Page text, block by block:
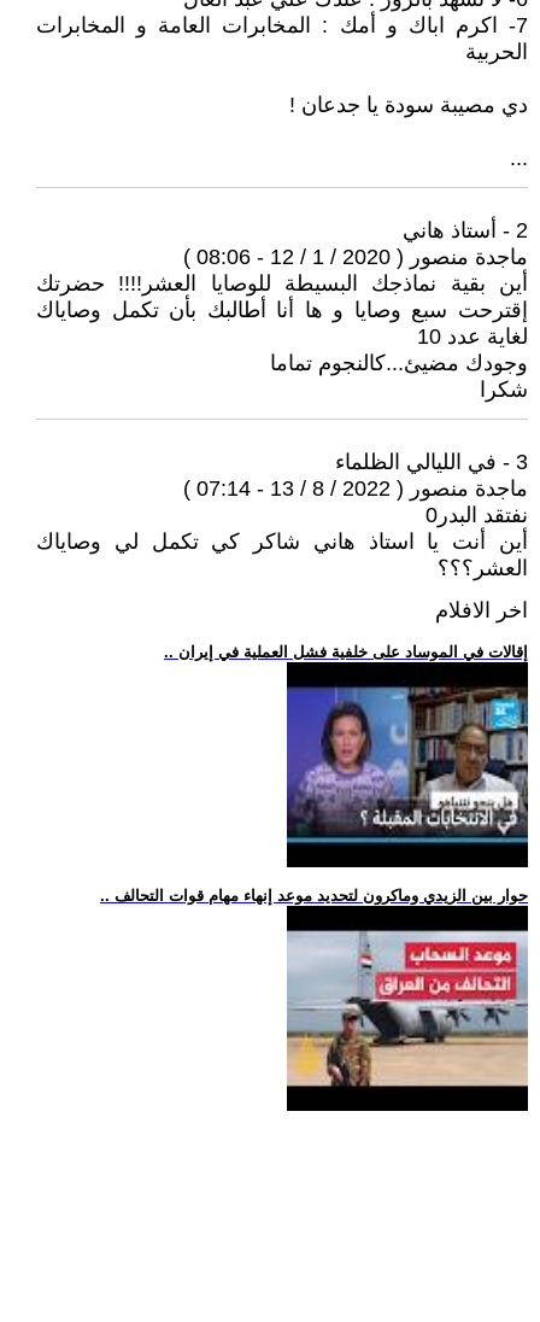
7- اكرم اباك و أمك : المخابرات العامة و المخابرات
الحربية
دي مصيبة سودة يا جدعان !
...
2 - أستاذ هاني
ماجدة منصور ( 2020 / 1 / 12 - 08:06 )
أين بقية نماذجك البسيطة للوصايا العشر!!!! حضرتك
إقترحت سبع وصايا و ها أنا أطالبك بأن تكمل وصاياك
لغاية عدد 10
وجودك مضيئ...كالنجوم تماما
شكرا
3 - في الليالي الظلماء
ماجدة منصور ( 2022 / 8 / 13 - 07:14 )
نفتقد البدر0
أين أنت يا استاذ هاني شاكر كي تكمل لي وصاياك
العشر؟؟؟
اخر الافلام
.. إقالات في الموساد على خلفية فشل العملية في إيران
.. حوار بين الزيدي وماكرون لتحديد موعد إنهاء مهام قوات التحالف